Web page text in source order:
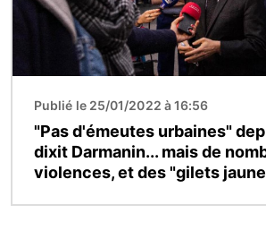
Publié le 25/01/2022 à 16:56
"Pas d'émeutes urbaines"
dixit Darmanin... mais de
violences, et des "gilets